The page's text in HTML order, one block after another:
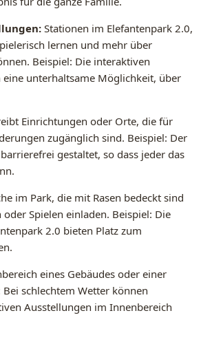
Stationen im Elefantenpark 2.0,
lernen und mehr über
Beispiel: Die interaktiven
unterhaltsame Möglichkeit, über
Einrichtungen oder Orte, die für
zugänglich sind. Beispiel: Der
gestaltet, so dass jeder das
im Park, die mit Rasen bedeckt sind
Spielen einladen. Beispiel: Die
2.0 bieten Platz zum
eines Gebäudes oder einer
schlechtem Wetter können
Ausstellungen im Innenbereich